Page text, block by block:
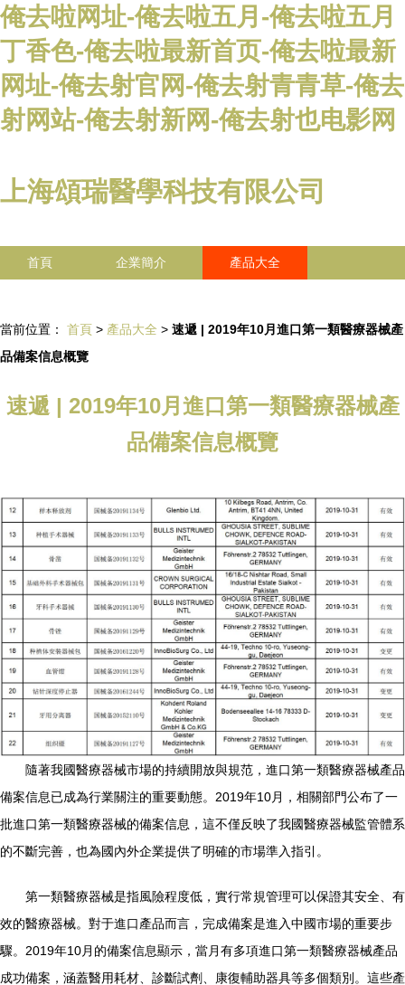
俺去啦网址-俺去啦五月-俺去啦五月
丁香色-俺去啦最新首页-俺去啦最新
网址-俺去射官网-俺去射青青草-俺去
射网站-俺去射新网-俺去射也电影网
上海頌瑞醫學科技有限公司
首頁 企業簡介 產品大全
當前位置： 首頁 > 產品大全 > 速遞 | 2019年10月進口第一類醫療器械產
品備案信息概覽
速遞 | 2019年10月進口第一類醫療器械產
品備案信息概覽
隨著我國醫療器械市場的持續開放與規范，進口第一類醫療器械產品
備案信息已成為行業關注的重要動態。2019年10月，相關部門公布了一
批進口第一類醫療器械的備案信息，這不僅反映了我國醫療器械監管體系
的不斷完善，也為國內外企業提供了明確的市場準入指引。
第一類醫療器械是指風險程度低，實行常規管理可以保證其安全、有
效的醫療器械。對于進口產品而言，完成備案是進入中國市場的重要步
驟。2019年10月的備案信息顯示，當月有多項進口第一類醫療器械產品
成功備案，涵蓋醫用耗材、診斷試劑、康復輔助器具等多個類別。這些產